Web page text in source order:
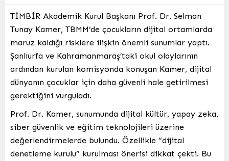
TİMBİR Akademik Kurul Başkanı Prof. Dr. Selman
Tunay Kamer, TBMM’de çocukların dijital ortamlarda
maruz kaldığı risklere ilişkin önemli sunumlar yaptı.
Şanlıurfa ve Kahramanmaraş’taki okul olaylarının
ardından kurulan komisyonda konuşan Kamer, dijital
dünyanın çocuklar için daha güvenli hale getirilmesi
gerektiğini vurguladı.
Prof. Dr. Kamer, sunumunda dijital kültür, yapay zeka,
siber güvenlik ve eğitim teknolojileri üzerine
değerlendirmelerde bulundu. Özellikle “dijital
denetleme kurulu” kurulması önerisi dikkat çekti. Bu